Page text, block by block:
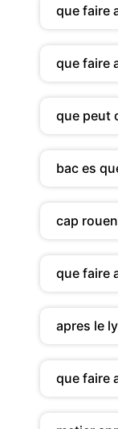
que faire
que faire
que peut
bac es
cap rouen
que faire
apres le
que faire